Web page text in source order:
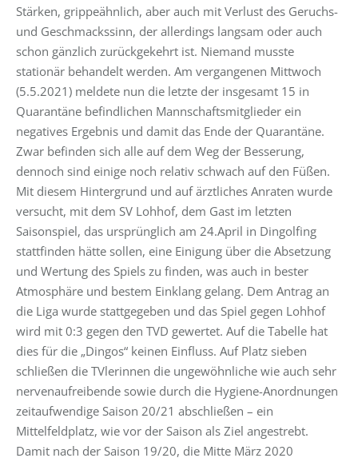
Stärken, grippeähnlich, aber auch mit Verlust des Geruchs-
und Geschmackssinn, der allerdings langsam oder auch
schon gänzlich zurückgekehrt ist. Niemand musste
stationär behandelt werden. Am vergangenen Mittwoch
(5.5.2021) meldete nun die letzte der insgesamt 15 in
Quarantäne befindlichen Mannschaftsmitglieder ein
negatives Ergebnis und damit das Ende der Quarantäne.
Zwar befinden sich alle auf dem Weg der Besserung,
dennoch sind einige noch relativ schwach auf den Füßen.
Mit diesem Hintergrund und auf ärztliches Anraten wurde
versucht, mit dem SV Lohhof, dem Gast im letzten
Saisonspiel, das ursprünglich am 24.April in Dingolfing
stattfinden hätte sollen, eine Einigung über die Absetzung
und Wertung des Spiels zu finden, was auch in bester
Atmosphäre und bestem Einklang gelang. Dem Antrag an
die Liga wurde stattgegeben und das Spiel gegen Lohhof
wird mit 0:3 gegen den TVD gewertet. Auf die Tabelle hat
dies für die „Dingos“ keinen Einfluss. Auf Platz sieben
schließen die TVlerinnen die ungewöhnliche wie auch sehr
nervenaufreibende sowie durch die Hygiene-Anordnungen
zeitaufwendige Saison 20/21 abschließen – ein
Mittelfeldplatz, wie vor der Saison als Ziel angestrebt.
Damit nach der Saison 19/20, die Mitte März 2020